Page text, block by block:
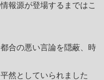
報源が登場するまではこ
合の悪い言論を隠蔽、時
然としていられました